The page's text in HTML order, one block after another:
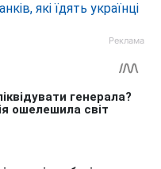
які їдять українці